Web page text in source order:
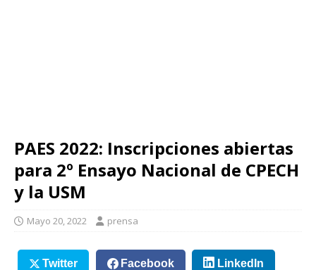
PAES 2022: Inscripciones abiertas
para 2º Ensayo Nacional de CPECH
y la USM
Mayo 20, 2022 prensa
Twitter Facebook LinkedIn